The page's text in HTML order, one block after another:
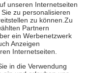
Online-Apotheken.
beträgt die
zehn Euro je
eigene Gesundheit zu
zu unterstützen,